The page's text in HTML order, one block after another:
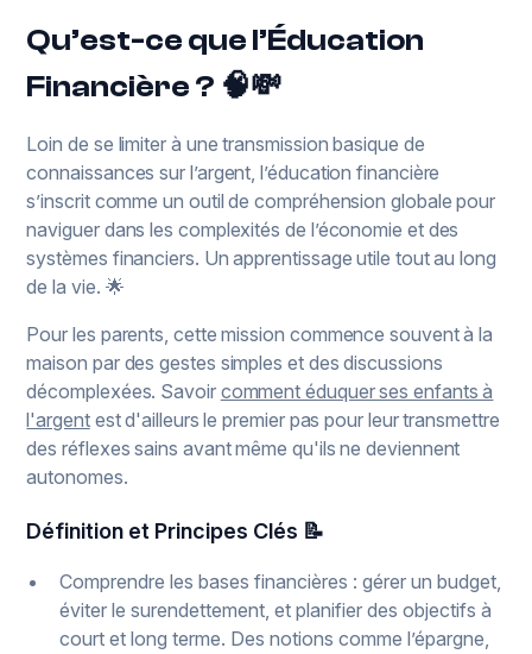
Qu’est-ce que l’Éducation
Financière ? 🧠💸
Loin de se limiter à une transmission basique de
connaissances sur l’argent, l’éducation financière
s’inscrit comme un outil de compréhension globale pour
naviguer dans les complexités de l’économie et des
systèmes financiers. Un apprentissage utile tout au long
de la vie. 🌟
Pour les parents, cette mission commence souvent à la
maison par des gestes simples et des discussions
décomplexées. Savoir comment éduquer ses enfants à
l'argentest d'ailleurs le premier pas pour leur transmettre
des réflexes sains avant même qu'ils ne deviennent
autonomes.
Définition et Principes Clés 📝
Comprendre les bases financières : gérer un budget,
éviter le surendettement, et planifier des objectifs à
court et long terme. Des notions comme l’épargne,